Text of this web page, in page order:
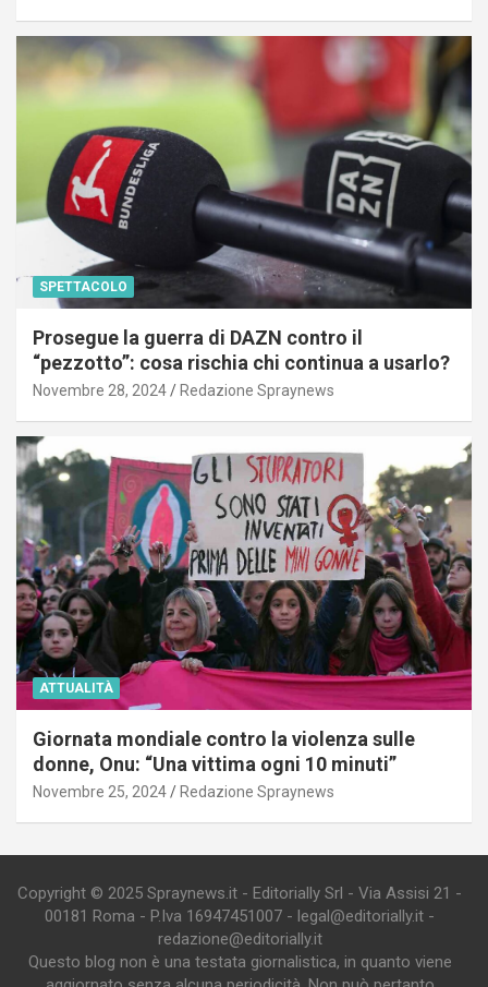
SPETTACOLO
Prosegue la guerra di DAZN contro il
“pezzotto”: cosa rischia chi continua a usarlo?
Novembre 28, 2024 Redazione Spraynews
ATTUALITÀ
Giornata mondiale contro la violenza sulle
donne, Onu: “Una vittima ogni 10 minuti”
Novembre 25, 2024 Redazione Spraynews
Copyright © 2025 Spraynews.it - Editorially Srl - Via Assisi 21 -
00181 Roma - P.Iva 16947451007 - legal@editorially.it -
redazione@editorially.it
Questo blog non è una testata giornalistica, in quanto viene